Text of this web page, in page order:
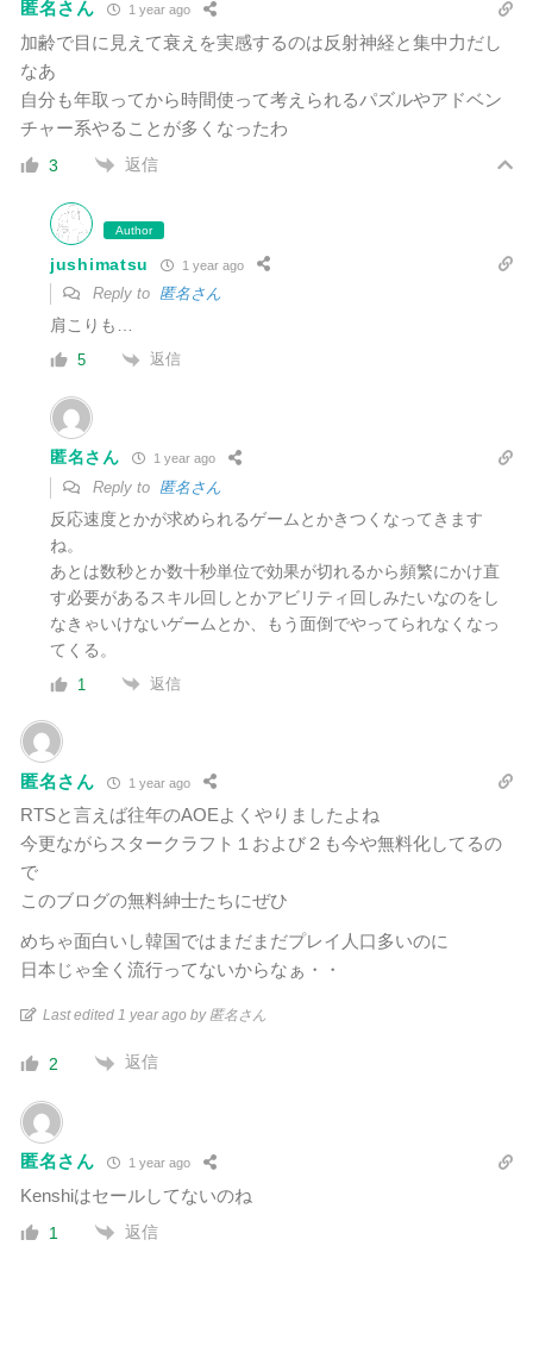
匿名さん 1 year ago
加齢で目に見えて衰えを実感するのは反射神経と集中力だし
なあ
自分も年取ってから時間使って考えられるパズルやアドベン
チャー系やることが多くなったわ
3 返信
Author
jushimatsu 1 year ago
Reply to 匿名さん
肩こりも…
5 返信
匿名さん 1 year ago
Reply to 匿名さん
反応速度とかが求められるゲームとかきつくなってきます
ね。
あとは数秒とか数十秒単位で効果が切れるから頻繁にかけ直
す必要があるスキル回しとかアビリティ回しみたいなのをし
なきゃいけないゲームとか、もう面倒でやってられなくなっ
てくる。
1 返信
匿名さん 1 year ago
RTSと言えば往年のAOEよくやりましたよね
今更ながらスタークラフト１および２も今や無料化してるの
で
このブログの無料紳士たちにぜひ
めちゃ面白いし韓国ではまだまだプレイ人口多いのに
日本じゃ全く流行ってないからなぁ・・
Last edited 1 year ago by 匿名さん
2 返信
匿名さん 1 year ago
Kenshiはセールしてないのね
1 返信